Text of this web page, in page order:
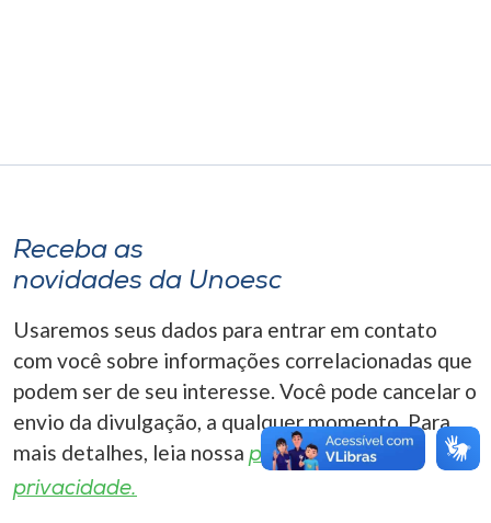
A+
Receba as
novidades da Unoesc
Usaremos seus dados para entrar em contato
com você sobre informações correlacionadas que
podem ser de seu interesse. Você pode cancelar o
envio da divulgação, a qualquer momento. Para
mais detalhes, leia nossa política de
privacidade.